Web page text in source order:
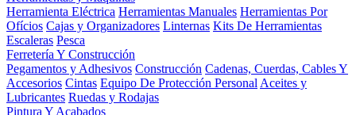
Herramienta Eléctrica Herramientas Manuales Herramientas Por
Ofícios Cajas y Organizadores Linternas Kits De Herramientas
Escaleras Pesca
Ferretería Y Construcción
Pegamentos y Adhesivos Construcción Cadenas, Cuerdas, Cables Y
Accesorios Cintas Equipo De Protección Personal Aceites y
Lubricantes Ruedas y Rodajas
Pintura Y Acabados